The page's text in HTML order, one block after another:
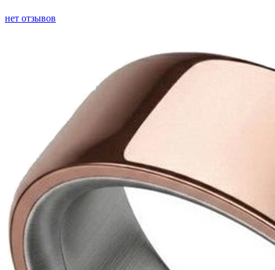
нет отзывов